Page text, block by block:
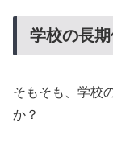
学校の長
そもそも、学校
か？